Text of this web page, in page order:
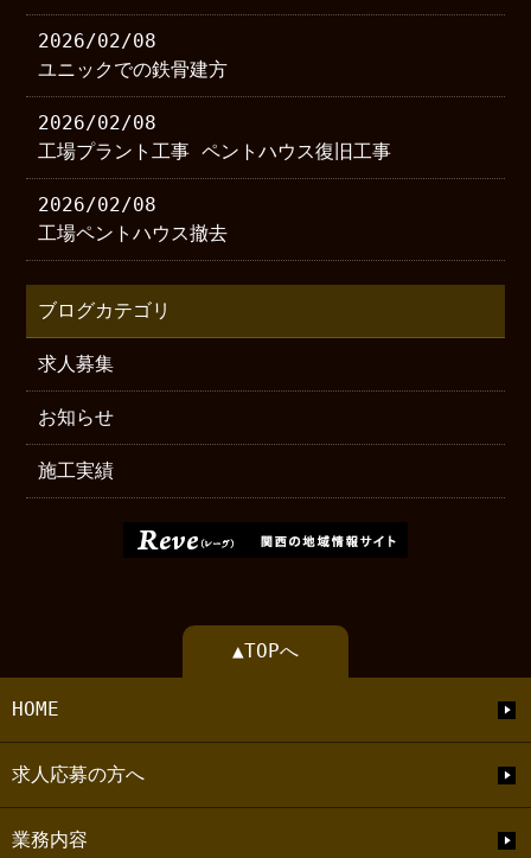
2026/02/08
ユニックでの鉄骨建方
2026/02/08
工場プラント工事 ペントハウス復旧工事
2026/02/08
工場ペントハウス撤去
ブログカテゴリ
求人募集
お知らせ
施工実績
▲TOPへ
HOME
求人応募の方へ
業務内容